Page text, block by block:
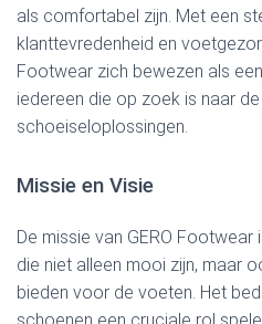
als comfortabel zijn. Met een
klanttevredenheid en
Footwear zich bewezen als
iedereen die op zoek is naar
schoeiseloplossingen.
Missie en Visie
De missie van GERO
die niet alleen mooi zijn, maar
bieden voor de voeten. Het